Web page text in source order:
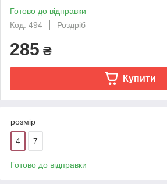
Готово до відправки
Код: 494
Роздріб
285 ₴
Купити
розмір
4 7
Готово до відправки